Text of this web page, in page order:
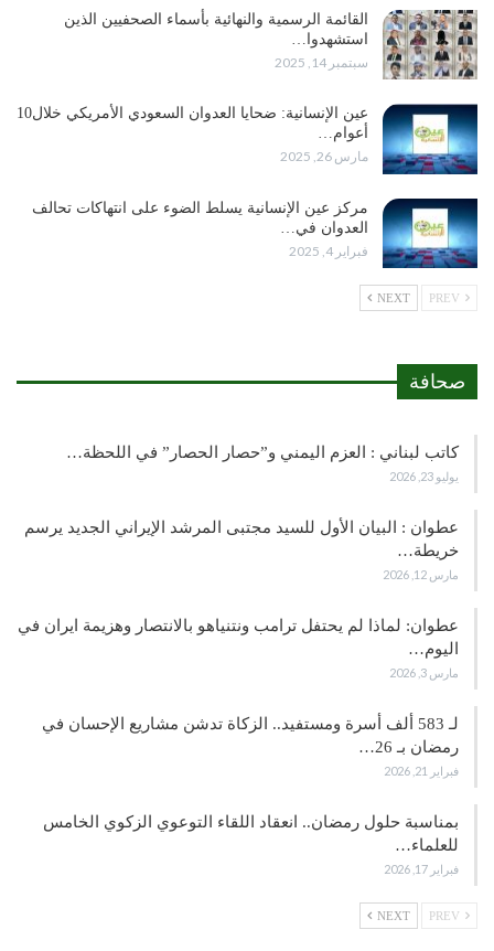
القائمة الرسمية والنهائية بأسماء الصحفيين الذين
استشهدوا…
سبتمبر 14, 2025
عين الإنسانية: ضحايا العدوان السعودي الأمريكي خلال10
أعوام…
مارس 26, 2025
مركز عين الإنسانية يسلط الضوء على انتهاكات تحالف
العدوان في…
فبراير 4, 2025
NEXT
صحافة
كاتب لبناني : العزم اليمني و”حصار الحصار” في اللحظة…
يوليو 23, 2026
عطوان : البيان الأول للسيد مجتبى المرشد الإيراني الجديد يرسم
خريطة…
مارس 12, 2026
عطوان: لماذا لم يحتفل ترامب ونتنياهو بالانتصار وهزيمة ايران في
اليوم…
مارس 3, 2026
لـ 583 ألف أسرة ومستفيد.. الزكاة تدشن مشاريع الإحسان في
رمضان بـ 26…
فبراير 21, 2026
بمناسبة حلول رمضان.. انعقاد اللقاء التوعوي الزكوي الخامس
للعلماء…
فبراير 17, 2026
NEXT